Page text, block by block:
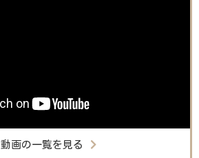
動画の一覧を見る